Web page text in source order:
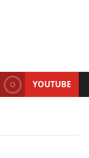
YOUTUBE